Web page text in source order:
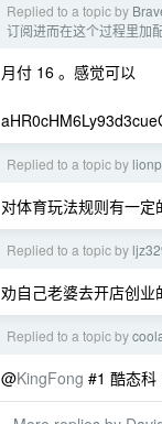
Replied to a topic by
订阅进而在这个过程里加
月付 16 。感觉可以
Replied to a topic by
对体育玩法规则有一
Replied to a topic by
劝自己老婆去开店创
Replied to a topic by
@KingFong #1 酷态科